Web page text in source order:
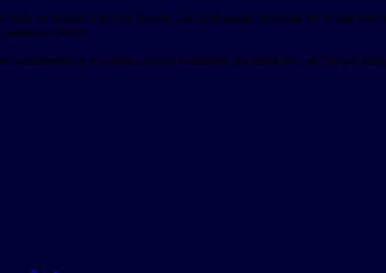
не только как платформу для цифровых активов, но и как
Web3.
в поиске новых талантов, расширении доступа к